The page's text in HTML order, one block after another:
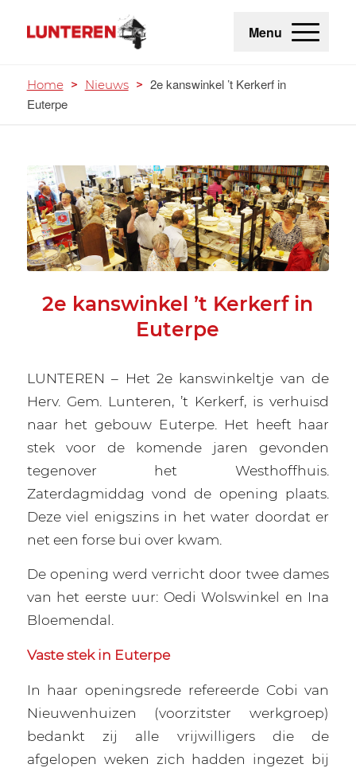
Menu
Home > Nieuws > 2e kanswinkel ’t Kerkerf in
Euterpe
2e kanswinkel ’t Kerkerf in
Euterpe
LUNTEREN – Het 2e kanswinkeltje van de
Herv. Gem. Lunteren, ’t Kerkerf, is verhuisd
naar het gebouw Euterpe. Het heeft haar
stek voor de komende jaren gevonden
tegenover het Westhoffhuis.
Zaterdagmiddag vond de opening plaats.
Deze viel enigszins in het water doordat er
net een forse bui over kwam.
De opening werd verricht door twee dames
van het eerste uur: Oedi Wolswinkel en Ina
Bloemendal.
Vaste stek in Euterpe
In haar openingsrede refereerde Cobi van
Nieuwenhuizen (voorzitster werkgroep)
bedankt zij alle vrijwilligers die de
afgelopen weken zich hadden ingezet bij